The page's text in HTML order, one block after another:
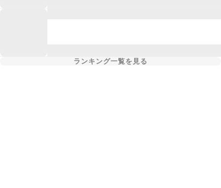
ランキング一覧を見る